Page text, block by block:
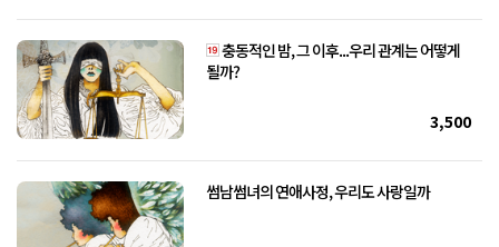
충동적인 밤, 그 이후...우리 관계는 어떻게
될까?
3,500
썸남썸녀의 연애사정, 우리도 사랑일까